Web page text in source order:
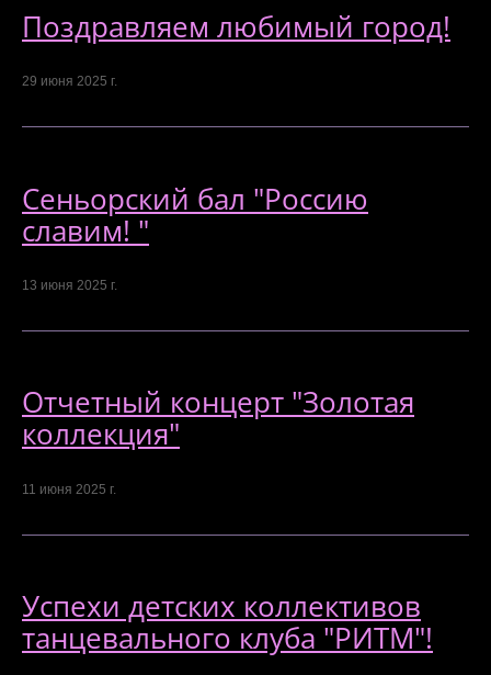
Поздравляем любимый город!
29 июня 2025 г.
Сеньорский бал "Россию
славим! "
13 июня 2025 г.
Отчетный концерт "Золотая
коллекция"
11 июня 2025 г.
Успехи детских коллективов
танцевального клуба "РИТМ"!